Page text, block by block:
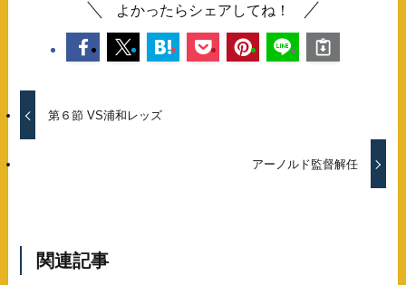
よかったらシェアしてね！
第６節 VS浦和レッズ
アーノルド監督解任
関連記事